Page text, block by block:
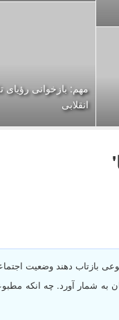
مهم: بازخوانی رؤیای
انقلابی
بازتاب دهند وضعیت
شمار آورد. چه انکه